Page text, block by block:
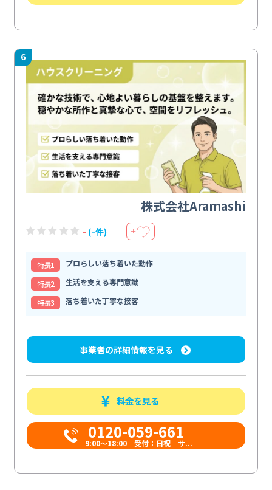
6
株式会社Aramashi
- (-件) ＋
特⻑1
プロらしい落ち着いた動作
特⻑2
生活を支える専門意識
特⻑3
落ち着いた丁寧な接客
事業者の詳細情報を見る
料金を見る
0120-059-661
9:00〜18:00 受付：日祝 サ...